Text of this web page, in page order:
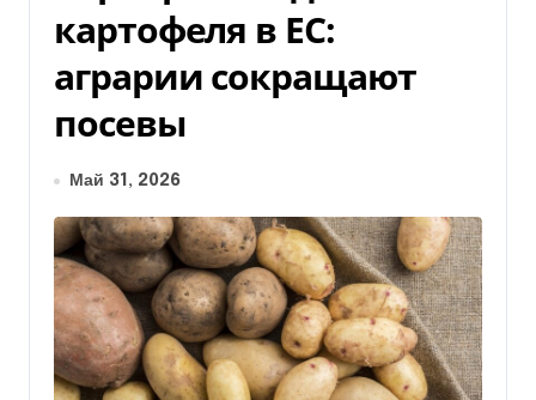
картофеля в ЕС:
аграрии сокращают
посевы
Май 31, 2026